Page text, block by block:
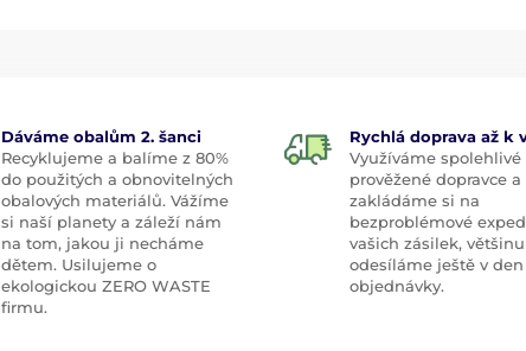
Dáváme obalům 2. šanci
Recyklujeme a balíme z 80%
do použitých a obnovitelných
obalových materiálů. Vážíme
si naší planety a záleží nám
na tom, jakou ji necháme
dětem. Usilujeme o
ekologickou ZERO WASTE
firmu.
Rychlá doprava až k
Využíváme spolehlivé
prověžené dopravce a
zakládáme si na
bezproblémové
vašich zásilek,
odesíláme ještě v den
objednávky.